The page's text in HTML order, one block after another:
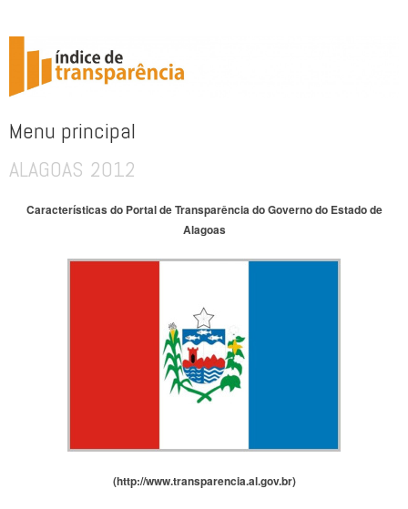
ÍNDICE DE TRANSPARÊNCIA
Menu principal
Pular para o conteúdo
ALAGOAS 2012
Características do Portal de Transparência do Governo do Estado de
Alagoas
(http://www.transparencia.al.gov.br)